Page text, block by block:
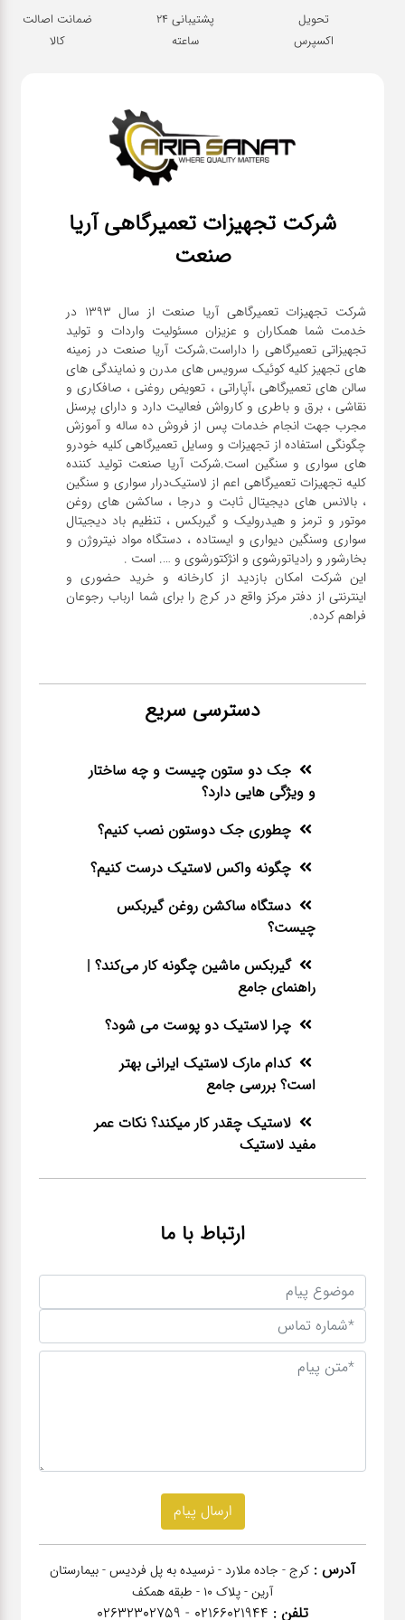
تحویل
اکسپرس
پشتیبانی 24
ساعته
ضمانت اصالت
کالا
شرکت تجهیزات تعمیرگاهی آریا
صنعت
شرکت تجهیزات تعمیرگاهی آریا صنعت از سال ۱۳۹۳ در
خدمت شما همکاران و عزیزان مسئولیت واردات و تولید
تجهیزاتی تعمیرگاهی را داراست.شرکت آریا صنعت در زمینه
های تجهیز کلیه کوئیک سرویس های مدرن و نمایندگی های
سالن های تعمیرگاهی ،آپاراتی ، تعویض روغنی ، صافکاری و
نقاشی ، برق و باطری و کارواش فعالیت دارد و دارای پرسنل
مجرب جهت انجام خدمات پس از فروش ده ساله و آموزش
چگونگی استفاده از تجهیزات و وسایل تعمیرگاهی کلیه خودرو
های سواری و سنگین است.شرکت آریا صنعت تولید کننده
کلیه تجهیزات تعمیرگاهی اعم از لاستیک‌درار سواری و ‌سنگین
، بالانس های دیجیتال ثابت و درجا ، ساکشن های روغن
موتور و ترمز و هیدرولیک و گیربکس ، تنظیم باد دیجیتال
سواری و‌سنگین دیواری و ایستاده ، دستگاه مواد نیتروژن و
این شرکت امکان بازدید از کارخانه و خرید حضوری و
اینترنتی از دفتر مرکز واقع در کرج را برای شما ارباب رجوعان
فراهم کرده.
دسترسی سریع
جک دو ستون چیست و چه ساختار
و ویژگی هایی دارد؟
چطوری جک دوستون نصب کنیم؟
چگونه واکس لاستیک درست کنیم؟
دستگاه ساکشن روغن گیربکس
چیست؟
گیربکس ماشین چگونه کار می‌کند؟ |
راهنمای جامع
چرا لاستیک دو پوست می شود؟
کدام مارک لاستیک ایرانی بهتر
است؟ بررسی جامع
لاستیک چقدر کار میکند؟ نکات عمر
مفید لاستیک
ارتباط با ما
آدرس : کرج - جاده ملارد - نرسیده به پل فردیس - بیمارستان
آرین - پلاک 10 - طبقه همکف
تلفن : 02166021944 - 02632302759